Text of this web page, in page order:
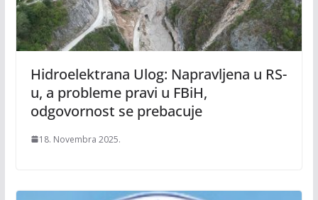
Hidroelektrana Ulog: Napravljena u RS-
u, a probleme pravi u FBiH,
odgovornost se prebacuje
18. Novembra 2025.